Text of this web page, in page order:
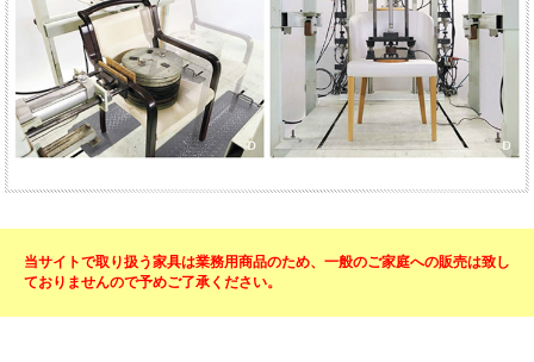
当サイトで取り扱う家具は業務用商品のため、一般のご家庭への販売は致し
ておりませんので予めご了承ください。